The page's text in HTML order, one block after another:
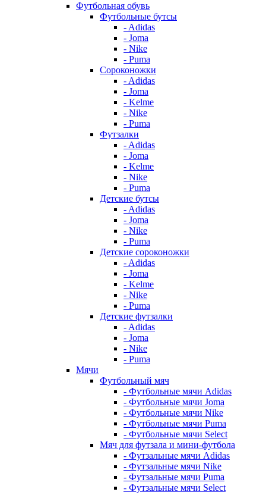
Футбольная обувь
Футбольные бутсы
- Adidas
- Joma
- Nike
- Puma
Сороконожки
- Adidas
- Joma
- Kelme
- Nike
- Puma
Футзалки
- Adidas
- Joma
- Kelme
- Nike
- Puma
Детские бутсы
- Adidas
- Joma
- Nike
- Puma
Детские сороконожки
- Adidas
- Joma
- Kelme
- Nike
- Puma
Детские футзалки
- Adidas
- Joma
- Nike
- Puma
Мячи
Футбольный мяч
- Футбольные мячи Adidas
- Футбольные мячи Joma
- Футбольные мячи Nike
- Футбольные мячи Puma
- Футбольные мячи Select
Мяч для футзала и мини-футбола
- Футзальные мячи Adidas
- Футзальные мячи Nike
- Футзальные мячи Puma
- Футзальные мячи Select